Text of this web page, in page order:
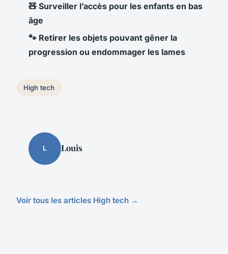
🧸 Surveiller l’accès pour les enfants en bas
âge
🐾 Retirer les objets pouvant gêner la
progression ou endommager les lames
High tech
L Louis
Voir tous les articles High tech →